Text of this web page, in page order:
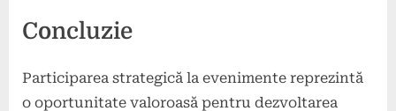
Concluzie
Participarea strategică la evenimente reprezintă
o oportunitate valoroasă pentru dezvoltarea